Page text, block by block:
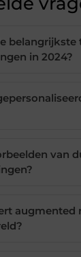
belangrijkste
in 2024?
van
augmented